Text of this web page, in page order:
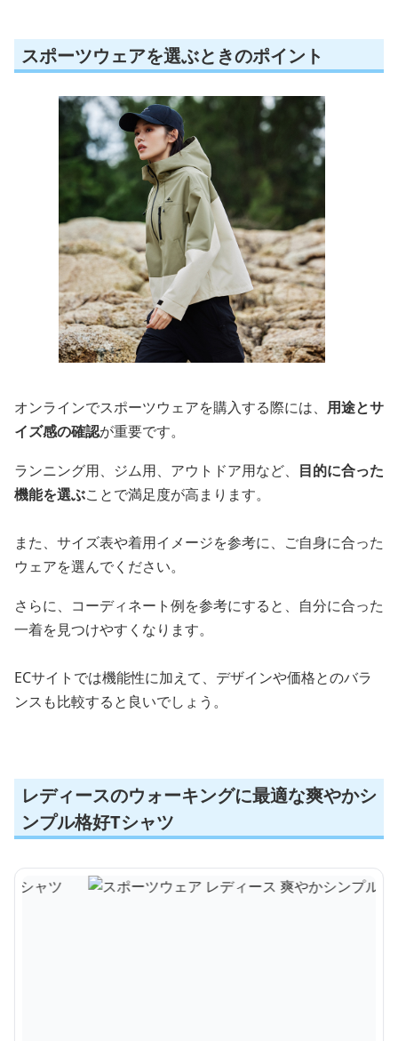
スポーツウェアを選ぶときのポイント
オンラインでスポーツウェアを購入する際には、 用途とサ
イズ感の確認が重要です。
ランニング用、ジム用、アウトドア用など、 目的に合った
機能を選ぶことで満足度が高まります。
また、サイズ表や着用イメージを参考に、ご自身に合った
ウェアを選んでください。
さらに、コーディネート例を参考にすると、自分に合った
一着を見つけやすくなります。
ECサイトでは機能性に加えて、デザインや価格とのバラ
ンスも比較すると良いでしょう。
レディースのウォーキングに最適な爽やかシ
ンプル格好Tシャツ